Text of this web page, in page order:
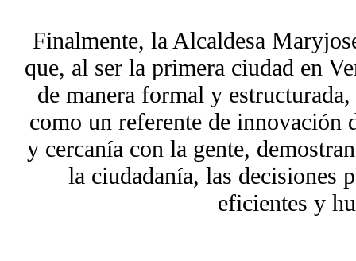
Finalmente, la Alcaldesa
que, al ser la primera ciudad en
de manera formal y
como un referente de innovación
y cercanía con la gente,
la ciudadanía, las decisiones
eficientes y